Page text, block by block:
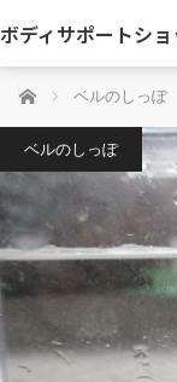
ボディサポートシ
ホーム ベルのしっぽ
ベルのしっぽ